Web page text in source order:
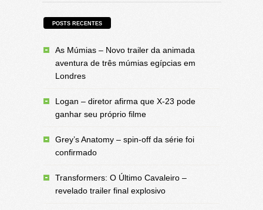
POSTS RECENTES
As Múmias – Novo trailer da animada
aventura de três múmias egípcias em
Londres
Logan – diretor afirma que X-23 pode
ganhar seu próprio filme
Grey’s Anatomy – spin-off da série foi
confirmado
Transformers: O Último Cavaleiro –
revelado trailer final explosivo